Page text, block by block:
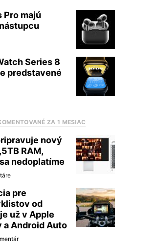
Pro majú
Series 8
predstavené
ZA 1 MESIAC
nový
RAM,
nedoplatíme
pre
od
už v Apple
a Android Auto